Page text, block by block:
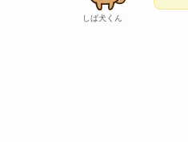
しば犬くん